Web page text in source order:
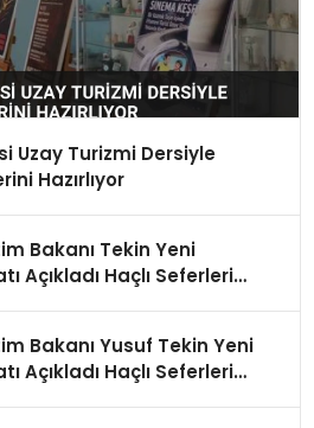
Uzay Turizmi Dersiyle
Hazırlıyor
Bakanı Tekin Yeni
Açıkladı Haçlı Seferleri
Bakanı Yusuf Tekin Yeni
Açıkladı Haçlı Seferleri